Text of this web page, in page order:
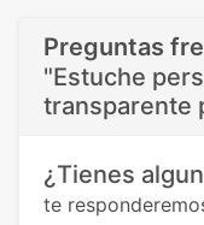
Preguntas
"Estuche
transparente
¿Tienes
te